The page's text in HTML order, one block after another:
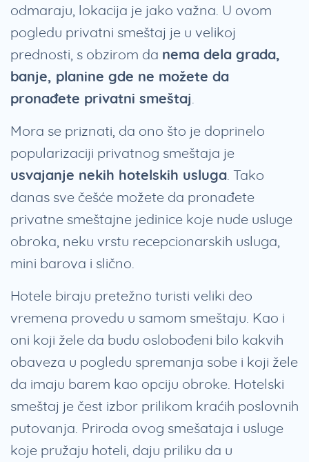
odmaraju, lokacija je jako važna. U ovom
pogledu privatni smeštaj je u velikoj
prednosti, s obzirom da nema dela grada,
banje, planine gde ne možete da
pronađete privatni smeštaj
Mora se priznati, da ono što je doprinelo
popularizaciji privatnog smeštaja je
usvajanje nekih hotelskih usluga . Tako
danas sve češće možete da pronađete
privatne smeštajne jedinice koje nude usluge
obroka, neku vrstu recepcionarskih usluga,
mini barova i slično.
Hotele biraju pretežno turisti veliki deo
vremena provedu u samom smeštaju. Kao i
oni koji žele da budu oslobođeni bilo kakvih
obaveza u pogledu spremanja sobe i koji žele
da imaju barem kao opciju obroke. Hotelski
smeštaj je čest izbor prilikom kraćih poslovnih
putovanja. Priroda ovog smešataja i usluge
koje pružaju hoteli, daju priliku da u